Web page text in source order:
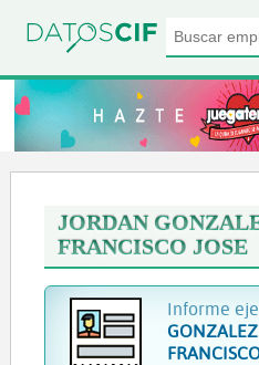
JORDAN
FRANCISCO JOSE
Informe